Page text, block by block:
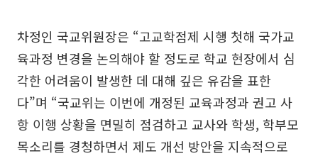
차정인 국교위원장은 “고교학점제 시행 첫해 국가교
육과정 변경을 논의해야 할 정도로 학교 현장에서 심
각한 어려움이 발생한 데 대해 깊은 유감을 표한
다”며 “국교위는 이번에 개정된 교육과정과 권고 사
항 이행 상황을 면밀히 점검하고 교사와 학생, 학부모
목소리를 경청하면서 제도 개선 방안을 지속적으로